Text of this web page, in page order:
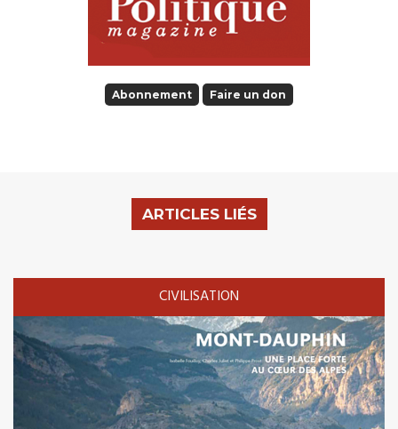
Abonnement Faire un don
ARTICLES LIÉS
CIVILISATION